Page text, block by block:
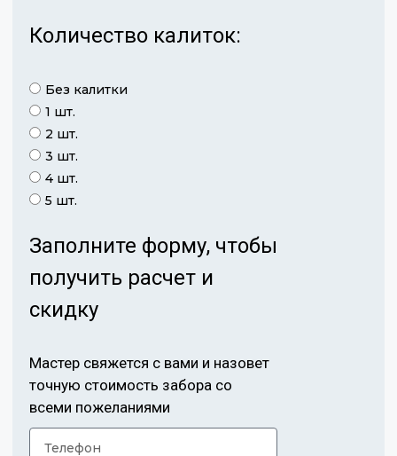
Количество калиток:
Без калитки
1 шт.
2 шт.
3 шт.
4 шт.
5 шт.
Заполните форму, чтобы
получить расчет и
скидку
Мастер свяжется с вами и назовет
точную стоимость забора со
всеми пожеланиями